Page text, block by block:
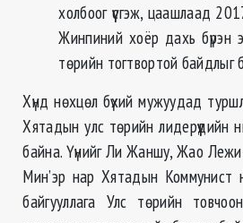
холбоог үүсгэж, цаашлаад
Жинпиний хоёр дахь бүрэн
төрийн тогтвортой байдлыг
Хүнд нөхцөл бүхий мужуудад
Хятадын улс төрийн лидерүүдийн
байна. Үүнийг Ли Жаншу, Жао
Мин’эр нар Хятадын
байгууллага Улс төрийн